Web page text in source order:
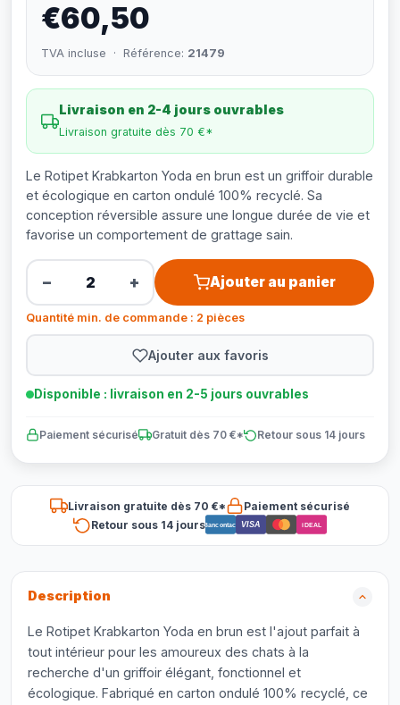
€60,50
TVA incluse · Référence: 21479
Livraison en 2-4 jours ouvrables
Livraison gratuite dès 70 €*
Le Rotipet Krabkarton Yoda en brun est un griffoir durable
et écologique en carton ondulé 100% recyclé. Sa
conception réversible assure une longue durée de vie et
favorise un comportement de grattage sain.
− + Ajouter au panier
Quantité min. de commande : 2 pièces
Ajouter aux favoris
Disponible : livraison en 2-5 jours ouvrables
Paiement sécurisé Gratuit dès 70 €* Retour sous 14 jours
Livraison gratuite dès 70 €*
Paiement sécurisé
Retour sous 14 joursBancontact VISA iDEAL
Description
Le Rotipet Krabkarton Yoda en brun est l'ajout parfait à
tout intérieur pour les amoureux des chats à la
recherche d'un griffoir élégant, fonctionnel et
écologique. Fabriqué en carton ondulé 100% recyclé, ce